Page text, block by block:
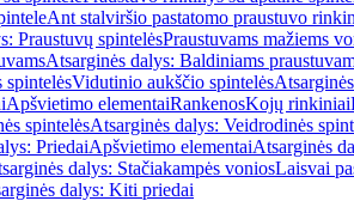
Ant stalviršio pastatomo praustuvo
Praustuvų spintelėsPraustuvams mažiems
Atsarginės dalys: Baldiniams
spintelėsVidutinio aukščio spintelės
Apšvietimo elementaiRankenosKojų rinkiniai
spintelėsAtsarginės dalys: Veidrodinės
PriedaiApšvietimo elementaiAtsarginės
dalys: Stačiakampės voniosLaisvai
dalys: Kiti priedai